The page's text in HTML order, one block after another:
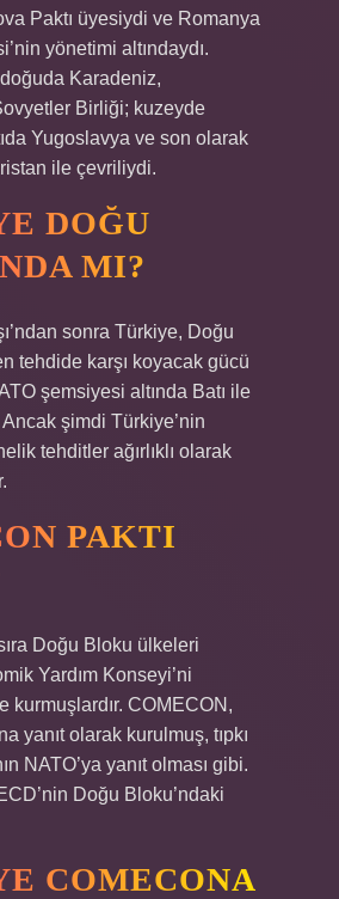
Paktı üyesiydi ve Romanya
yönetimi altındaydı.
Karadeniz,
Birliği; kuzeyde
Yugoslavya ve son olarak
ile çevriliydi.
DOĞU
MI?
sonra Türkiye, Doğu
tehdide karşı koyacak gücü
şemsiyesi altında Batı ile
şimdi Türkiye’nin
tehditler ağırlıklı olarak
PAKTI
Doğu Bloku ülkeleri
Yardım Konseyi’ni
kurmuşlardır. COMECON,
yanıt olarak kurulmuş, tıpkı
NATO’ya yanıt olması gibi.
Doğu Bloku’ndaki
COMECONA